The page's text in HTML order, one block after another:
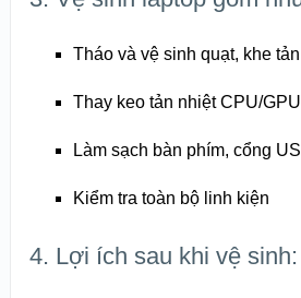
Tháo và vệ sinh quạt, khe
Thay keo tản nhiệt CPU/GPU
Làm sạch bàn phím, cổng
Kiểm tra toàn bộ linh kiện
4. Lợi ích sau khi vệ sinh: